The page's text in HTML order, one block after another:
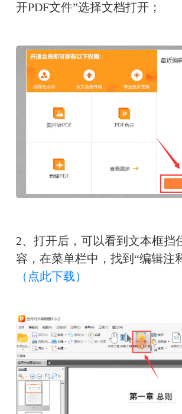
开PDF文件”选择文档打开；
2、打开后，可以看到文本框挡
容，在菜单栏中，找到“编辑注
（点此下载）